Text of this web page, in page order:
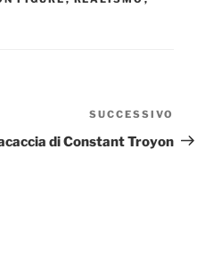
SUCCESSIVO
di Constant Troyon